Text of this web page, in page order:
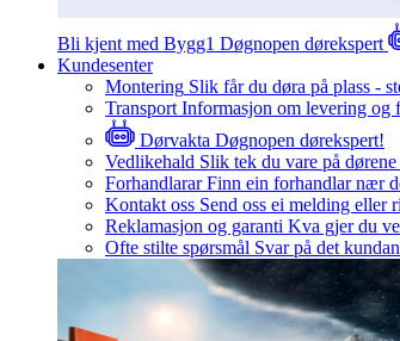
Bli kjent med Bygg1 Døgnopen dørekspert
Kundesenter
Montering Slik får du døra på plass -
Transport Informasjon om levering og
Dørvakta Døgnopen dørekspert!
Vedlikehald Slik tek du vare på
Forhandlarar Finn ein forhandlar nær
Kontakt oss Send oss ei melding eller
Reklamasjon og garanti Kva gjer du
Ofte stilte spørsmål Svar på det